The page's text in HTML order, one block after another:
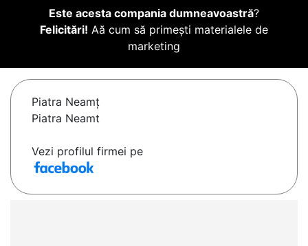
Este acesta compania dumneavoastră?
Felicitări! Aă cum să primești materialele de
marketing
Piatra Neamţ
Piatra Neamt
Vezi profilul firmei pe